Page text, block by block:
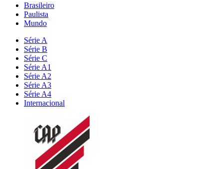
Brasileiro
Paulista
Mundo
Série A
Série B
Série C
Série A1
Série A2
Série A3
Série A4
Internacional